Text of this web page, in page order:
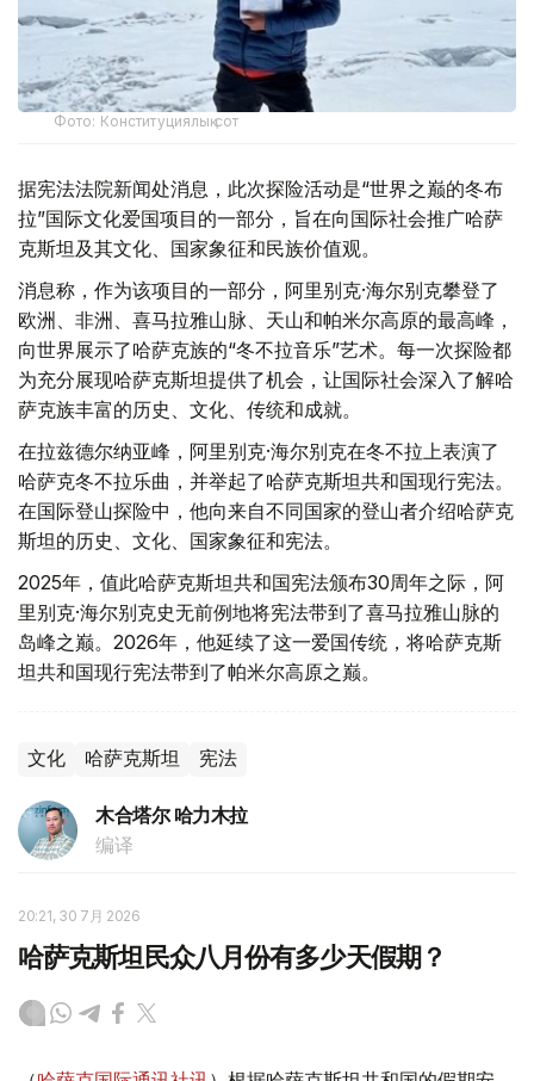
Фото: Конституциялық сот
据宪法法院新闻处消息，此次探险活动是“世界之巅的冬布
拉”国际文化爱国项目的一部分，旨在向国际社会推广哈萨
克斯坦及其文化、国家象征和民族价值观。
消息称，作为该项目的一部分，阿里别克·海尔别克攀登了
欧洲、非洲、喜马拉雅山脉、天山和帕米尔高原的最高峰，
向世界展示了哈萨克族的“冬不拉音乐”艺术。每一次探险都
为充分展现哈萨克斯坦提供了机会，让国际社会深入了解哈
萨克族丰富的历史、文化、传统和成就。
在拉兹德尔纳亚峰，阿里别克·海尔别克在冬不拉上表演了
哈萨克冬不拉乐曲，并举起了哈萨克斯坦共和国现行宪法。
在国际登山探险中，他向来自不同国家的登山者介绍哈萨克
斯坦的历史、文化、国家象征和宪法。
2025年，值此哈萨克斯坦共和国宪法颁布30周年之际，阿
里别克·海尔别克史无前例地将宪法带到了喜马拉雅山脉的
岛峰之巅。2026年，他延续了这一爱国传统，将哈萨克斯
坦共和国现行宪法带到了帕米尔高原之巅。
文化 哈萨克斯坦 宪法
木合塔尔 哈力木拉
编译
20:21, 30 7月 2026
哈萨克斯坦民众八月份有多少天假期？